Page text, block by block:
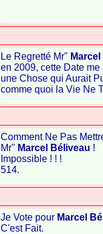
Le Regretté Mr"
en 2009, cette Date
une Chose qui Aurait
comme quoi la Vie Ne
Comment Ne Pas
Mr" Marcel Béliveau !
Impossible ! ! !
514.
Je Vote pour Marcel
C'est Fait.